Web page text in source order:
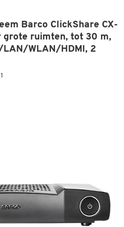
Barco ClickShare CX-
grote ruimten, tot 30 m,
WLAN/HDMI, 2